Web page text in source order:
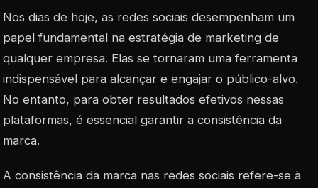
Nos dias de hoje, as redes sociais desempenham um
papel fundamental na estratégia de marketing de
qualquer empresa. Elas se tornaram uma ferramenta
indispensável para alcançar e engajar o público-alvo.
No entanto, para obter resultados efetivos nessas
plataformas, é essencial garantir a consistência da
marca.
A consistência da marca nas redes sociais refere-se à